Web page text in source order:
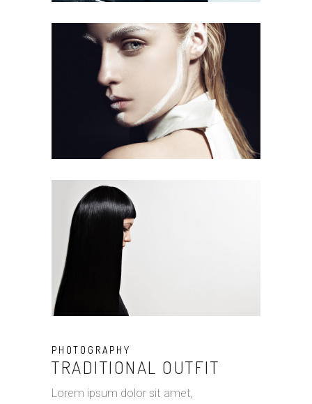
PHOTOGRAPHY
TRADITIONAL OUTFIT
Lorem ipsum dolor sit amet,